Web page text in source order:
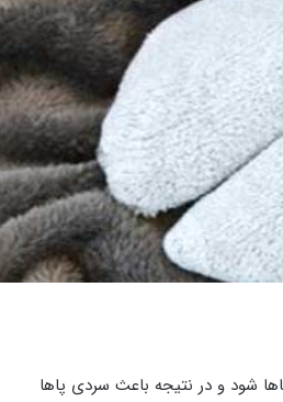
شود و در نتیجه باعث سردی پاها